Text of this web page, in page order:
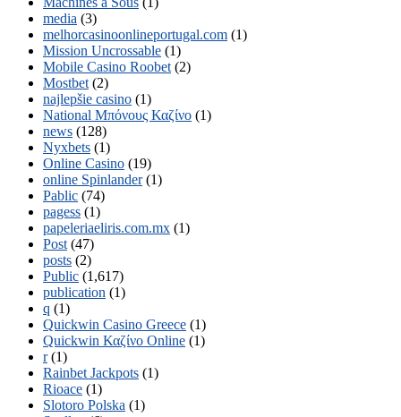
media (3)
melhorcasinoonlineportugal.com (1)
Mission Uncrossable (1)
Mobile Casino Roobet (2)
Mostbet (2)
najlepšie casino (1)
National Μπόνους Καζίνο (1)
news (128)
Nyxbets (1)
Online Casino (19)
online Spinlander (1)
Pablic (74)
pagess (1)
papeleriaeliris.com.mx (1)
Post (47)
posts (2)
Public (1,617)
publication (1)
q (1)
Quickwin Casino Greece (1)
Quickwin Καζίνο Online (1)
r (1)
Rainbet Jackpots (1)
Rioace (1)
Slotoro Polska (1)